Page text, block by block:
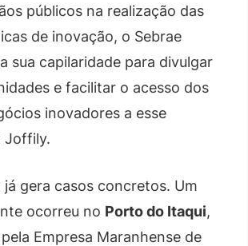
públicos na realização das
de inovação, o Sebrae
sua capilaridade para divulgar
e facilitar o acesso dos
inovadores a esse
Joffily.
gera casos concretos. Um
ocorreu no Porto do Itaqui,
Empresa Maranhense de